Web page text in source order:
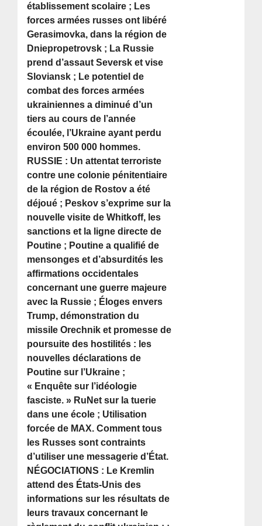
établissement scolaire ; Les
forces armées russes ont libéré
Gerasimovka, dans la région de
Dniepropetrovsk ; La Russie
prend d’assaut Seversk et vise
Sloviansk ; Le potentiel de
combat des forces armées
ukrainiennes a diminué d’un
tiers au cours de l’année
écoulée, l’Ukraine ayant perdu
environ 500 000 hommes.
RUSSIE : Un attentat terroriste
contre une colonie pénitentiaire
de la région de Rostov a été
déjoué ; Peskov s’exprime sur la
nouvelle visite de Whitkoff, les
sanctions et la ligne directe de
Poutine ; Poutine a qualifié de
mensonges et d’absurdités les
affirmations occidentales
concernant une guerre majeure
avec la Russie ; Éloges envers
Trump, démonstration du
missile Orechnik et promesse de
poursuite des hostilités : les
nouvelles déclarations de
Poutine sur l’Ukraine ;
« Enquête sur l’idéologie
fasciste. » RuNet sur la tuerie
dans une école ; Utilisation
forcée de MAX. Comment tous
les Russes sont contraints
d’utiliser une messagerie d’État.
NÉGOCIATIONS : Le Kremlin
attend des États-Unis des
informations sur les résultats de
leurs travaux concernant le